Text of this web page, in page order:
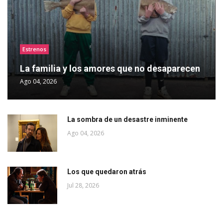
Estrenos
La familia y los amores que no desaparecen
Ago 04, 2026
La sombra de un desastre inminente
Ago 04, 2026
Los que quedaron atrás
Jul 28, 2026